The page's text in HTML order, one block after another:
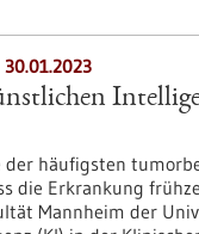
häufigsten
die Erkrankung
Mannheim der